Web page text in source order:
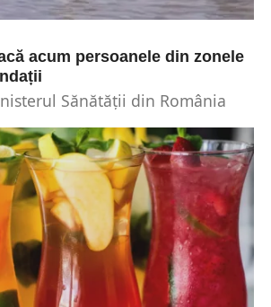
acum persoanele din zonele
Sănătății din România